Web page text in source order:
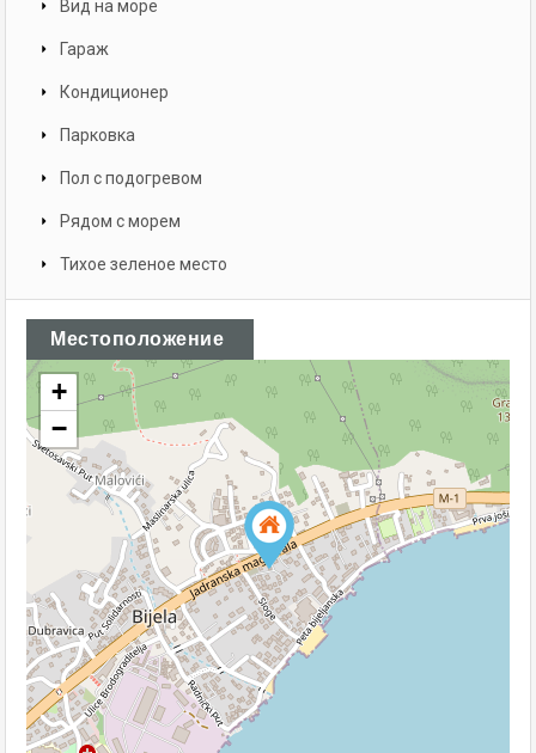
Вид на море
Гараж
Кондиционер
Парковка
Пол с подогревом
Рядом с морем
Тихое зеленое место
Местоположение
+
−